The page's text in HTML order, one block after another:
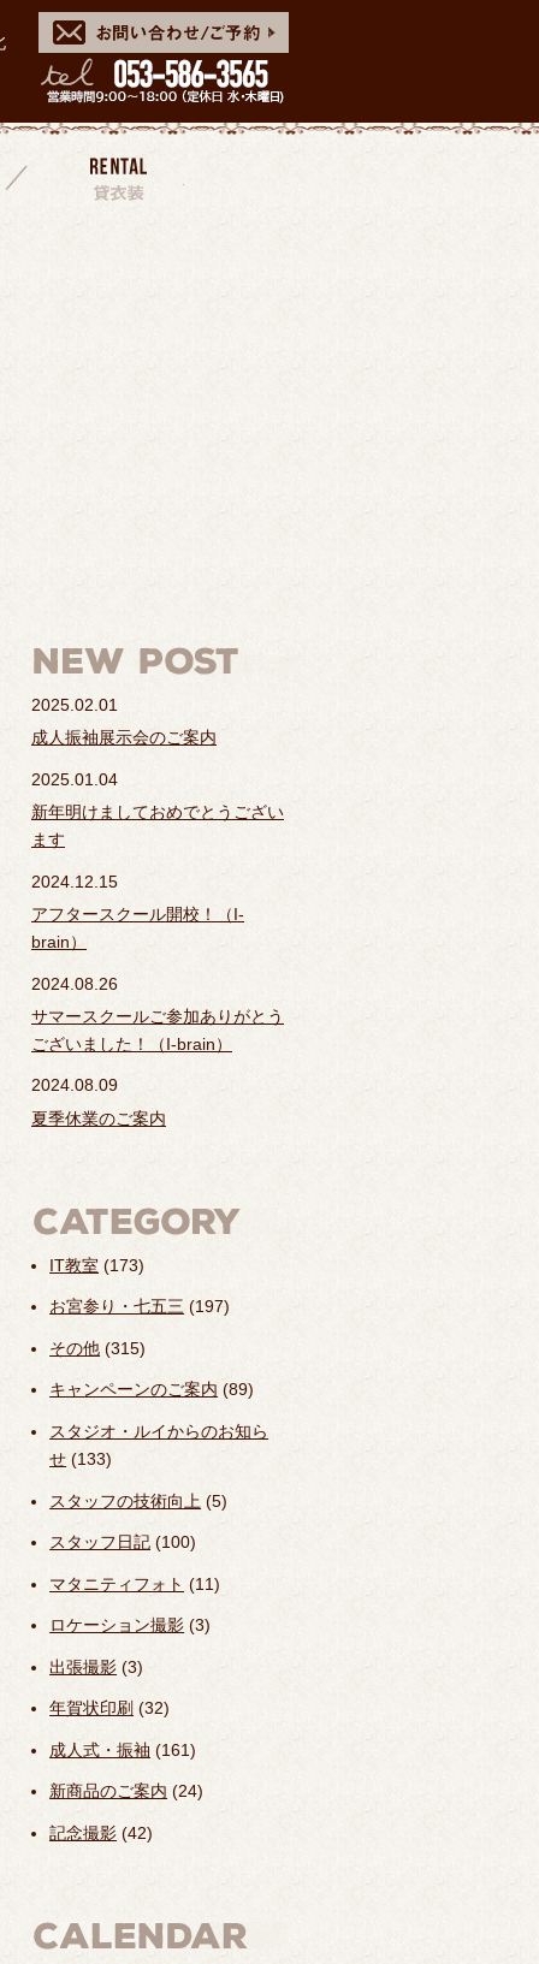
ッフ
2025.02.01
成人振袖展示会のご案内
2025.01.04
新年明けましておめでとうござい
ます
2024.12.15
アフタースクール開校！（I-
brain）
2024.08.26
サマースクールご参加ありがとう
ございました！（I-brain）
2024.08.09
夏季休業のご案内
IT教室 (173)
お宮参り・七五三 (197)
その他 (315)
キャンペーンのご案内 (89)
スタジオ・ルイからのお知ら
せ (133)
スタッフの技術向上 (5)
スタッフ日記 (100)
マタニティフォト (11)
ロケーション撮影 (3)
出張撮影 (3)
年賀状印刷 (32)
成人式・振袖 (161)
新商品のご案内 (24)
記念撮影 (42)